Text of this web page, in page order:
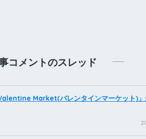
コメントのスレッド
Market(バレンタインマーケット)